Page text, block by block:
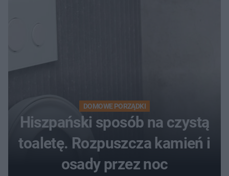
DOMOWE PORZĄDKI
Hiszpański sposób na czystą
toaletę. Rozpuszcza kamień i
osady przez noc